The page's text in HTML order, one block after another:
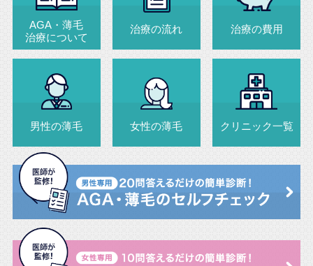
AGA・薄毛
治療について
治療の流れ 治療の費用
男性の薄毛 女性の薄毛 クリニック一覧